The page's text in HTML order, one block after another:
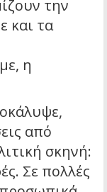
την
και τα
η
από
σκηνή:
Σε πολλές